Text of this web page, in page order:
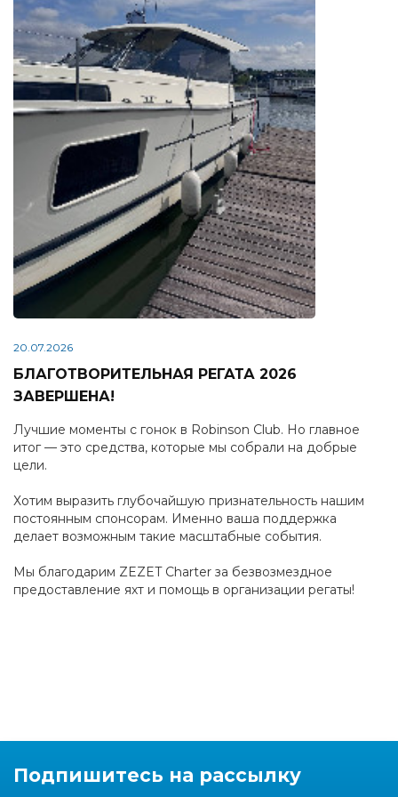
20.07.2026
БЛАГОТВОРИТЕЛЬНАЯ РЕГАТА 2026
ЗАВЕРШЕНА!
Лучшие моменты с гонок в Robinson Club. Но главное
итог — это средства, которые мы собрали на добрые
цели.
Хотим выразить глубочайшую признательность нашим
постоянным спонсорам. Именно ваша поддержка
делает возможным такие масштабные события.
Мы благодарим ZEZET Charter за безвозмездное
предоставление яхт и помощь в организации регаты!
Подпишитесь на рассылку